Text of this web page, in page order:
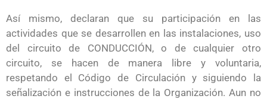
Así mismo, declaran que su participación en las
actividades que se desarrollen en las instalaciones, uso
del circuito de CONDUCCIÓN, o de cualquier otro
circuito, se hacen de manera libre y voluntaria,
respetando el Código de Circulación y siguiendo la
señalización e instrucciones de la Organización. Aun no